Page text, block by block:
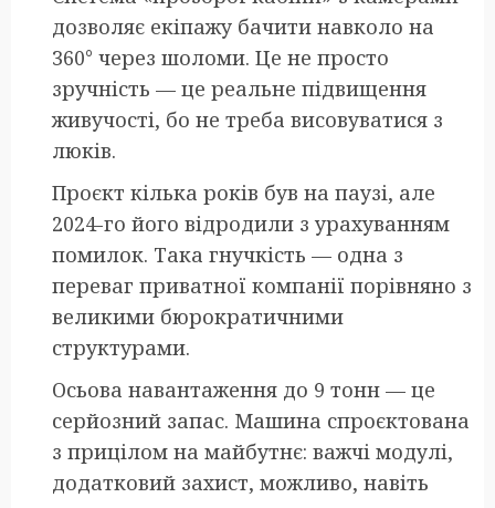
дозволяє екіпажу бачити навколо на
360° через шоломи. Це не просто
зручність — це реальне підвищення
живучості, бо не треба висовуватися з
люків.
Проєкт кілька років був на паузі, але
2024-го його відродили з урахуванням
помилок. Така гнучкість — одна з
переваг приватної компанії порівняно з
великими бюрократичними
структурами.
Осьова навантаження до 9 тонн — це
серйозний запас. Машина спроєктована
з прицілом на майбутнє: важчі модулі,
додатковий захист, можливо, навіть